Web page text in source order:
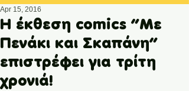
Η έκθεση comics “Με
Πενάκι και Σκαπάνη”
επιστρέφει για τρίτη
χρονιά!
Apr 15, 2016